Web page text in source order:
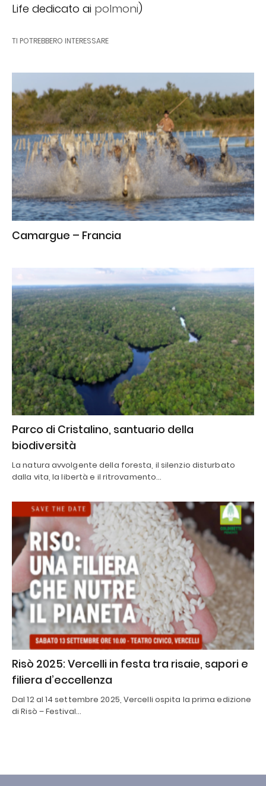
Life dedicato ai polmoni)
TI POTREBBERO INTERESSARE
Camargue – Francia
Parco di Cristalino, santuario della
biodiversità
La natura avvolgente della foresta, il silenzio disturbato
dalla vita, la libertà e il ritrovamento…
Risò 2025: Vercelli in festa tra risaie, sapori e
filiera d’eccellenza
Dal 12 al 14 settembre 2025, Vercelli ospita la prima edizione
di Risò – Festival…